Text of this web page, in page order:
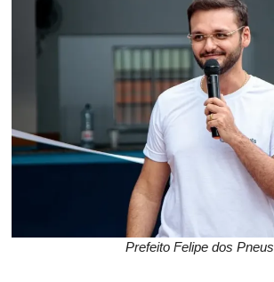
Prefeito Felipe dos Pneus